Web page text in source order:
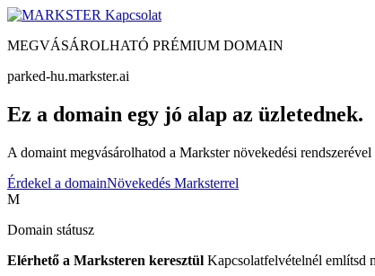
Kapcsolat
MEGVÁSÁROLHATÓ PRÉMIUM DOMAIN
parked-hu.markster.ai
Ez a domain egy jó alap az üzletednek.
A domaint megvásárolhatod a Markster növekedési
Érdekel a domainNövekedés Marksterrel
M
Domain státusz
Elérhető a Marksteren keresztül Kapcsolatfelvételnél említsd